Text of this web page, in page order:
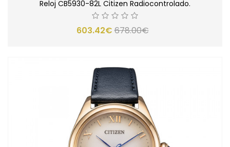
Reloj CB5930-82L Citizen Radiocontrolado.
603.42€678.00€